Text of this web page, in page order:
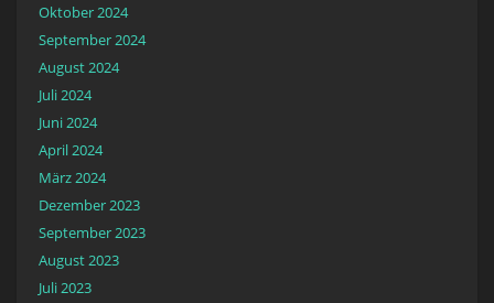
Oktober 2024
September 2024
August 2024
Juli 2024
Juni 2024
April 2024
März 2024
Dezember 2023
September 2023
August 2023
Juli 2023